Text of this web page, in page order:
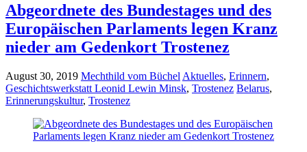
Abgeordnete des Bundestages und des
Europäischen Parlaments legen Kranz
nieder am Gedenkort Trostenez
August 30, 2019 Mechthild vom Büchel Aktuelles, Erinnern,
Geschichtswerkstatt Leonid Lewin Minsk, Trostenez Belarus,
Erinnerungskultur, Trostenez